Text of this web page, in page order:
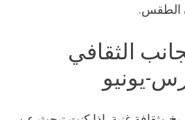
الطقس.
الثقافي
يونيو